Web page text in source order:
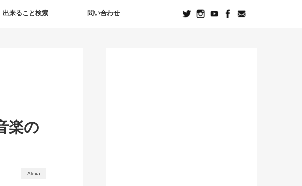
出来ること検索 問い合わせ
楽の
Alexa